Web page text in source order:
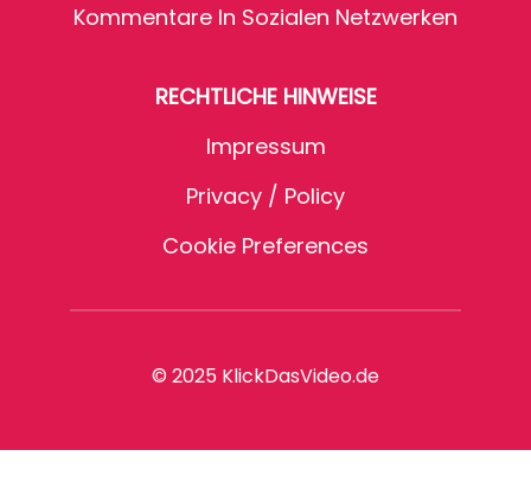
Kommentare In Sozialen Netzwerken
RECHTLICHE HINWEISE
Impressum
Privacy / Policy
Cookie Preferences
© 2025 KlickDasVideo.de